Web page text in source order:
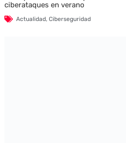
ciberataques en verano
Actualidad, Ciberseguridad